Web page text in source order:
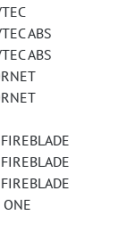
ABS
ABS